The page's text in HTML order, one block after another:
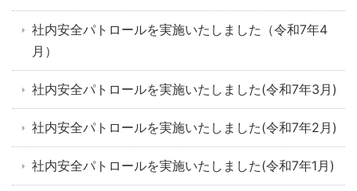
社内安全パトロールを実施いたしました（令和7年4
月）
社内安全パトロールを実施いたしました(令和7年3月)
社内安全パトロールを実施いたしました(令和7年2月)
社内安全パトロールを実施いたしました(令和7年1月)